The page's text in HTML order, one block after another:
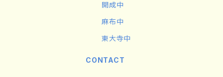
開成中
麻布中
東大寺中
CONTACT